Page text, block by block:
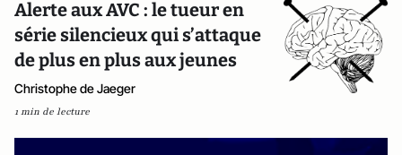
Alerte aux AVC : le tueur en
série silencieux qui s’attaque
de plus en plus aux jeunes
Christophe de Jaeger
1 min de lecture